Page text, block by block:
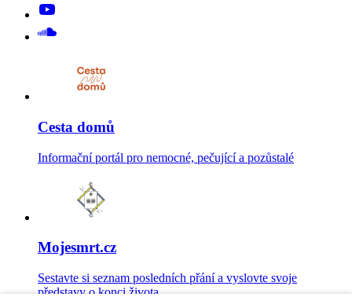
Cesta domů
Informační portál pro nemocné, pečující a pozůstalé
Mojesmrt.cz
Sestavte si seznam posledních přání a vyslovte svoje
představy o konci života